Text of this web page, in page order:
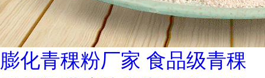
膨化青稞粉厂家 食品级青稞